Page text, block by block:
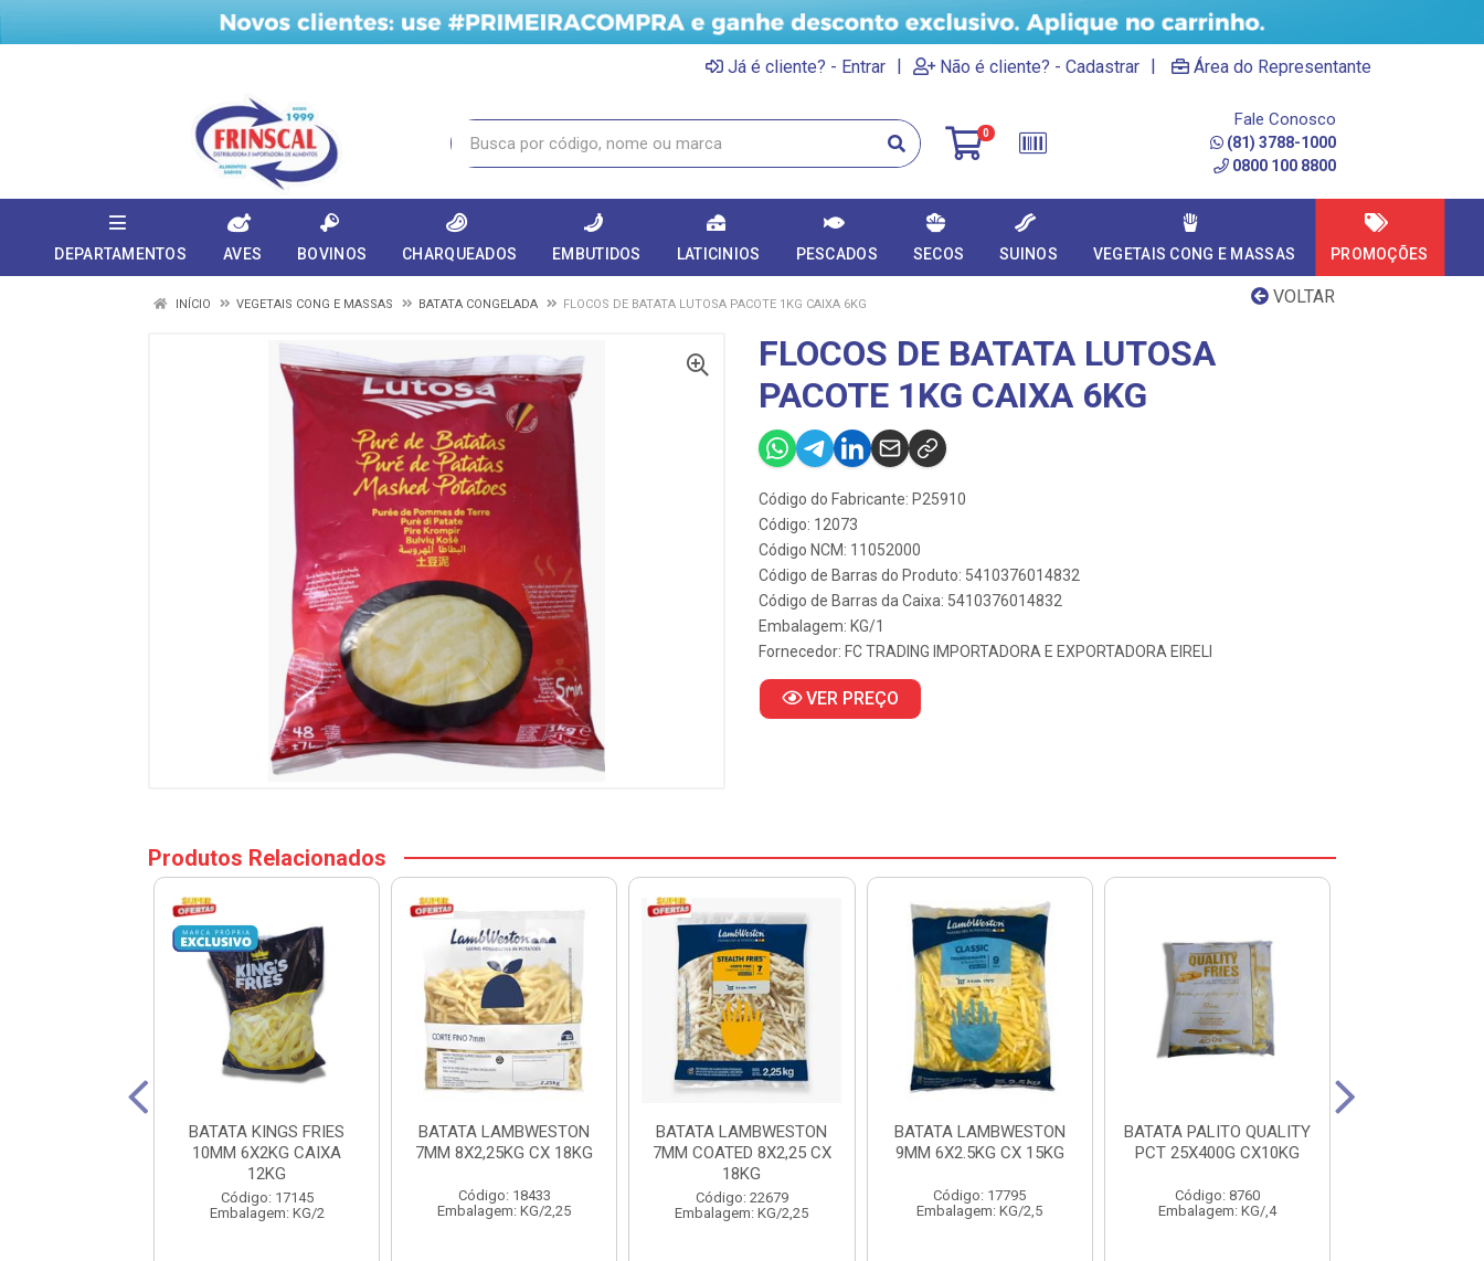
Já é cliente? - Entrar | Não é cliente? - Cadastrar | Área do Representante
0
Fale Conosco
(81) 3788-1000
0800 100 8800
DEPARTAMENTOS AVES BOVINOS CHARQUEADOS EMBUTIDOS LATICINIOS PESCADOS SECOS SUINOS VEGETAIS CONG E MASSAS PROMOÇÕES
VOLTAR
INÍCIO VEGETAIS CONG E MASSAS BATATA CONGELADA FLOCOS DE BATATA LUTOSA PACOTE 1KG CAIXA 6KG
FLOCOS DE BATATA LUTOSA
PACOTE 1KG CAIXA 6KG
Código do Fabricante: P25910
Código: 12073
Código NCM: 11052000
Código de Barras do Produto: 5410376014832
Código de Barras da Caixa: 5410376014832
Embalagem: KG/1
Fornecedor: FC TRADING IMPORTADORA E EXPORTADORA EIRELI
VER PREÇO
Produtos Relacionados
BATATA KINGS FRIES
10MM 6X2KG CAIXA
12KG
Código: 17145
Embalagem: KG/2
BATATA LAMBWESTON
7MM 8X2,25KG CX 18KG
Código: 18433
Embalagem: KG/2,25
BATATA LAMBWESTON
7MM COATED 8X2,25 CX
18KG
Código: 22679
Embalagem: KG/2,25
BATATA LAMBWESTON
9MM 6X2.5KG CX 15KG
Código: 17795
Embalagem: KG/2,5
BATATA PALITO QUALITY
PCT 25X400G CX10KG
Código: 8760
Embalagem: KG/,4